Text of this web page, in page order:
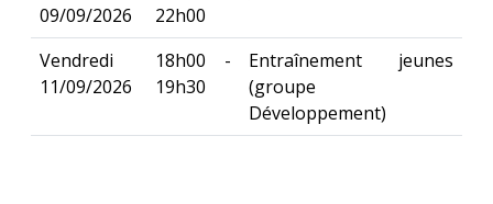
09/09/2026
22h00
Vendredi
11/09/2026
18h00 -
19h30
Entraînement jeunes
(groupe
Développement)